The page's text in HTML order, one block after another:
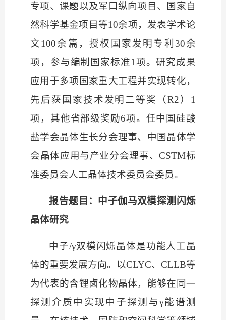
专项、课题以及军口纵向项目、国家自
然科学基金项目等10余项，发表学术论
文100余篇，授权国家发明专利30余
项，参与编制国家标准1项。研究成果
应用于多项国家重大工程并实现转化，
先后获国家技术发明二等奖（R2）1
项，其他省部级奖励6项。任中国硅酸
盐学会晶体生长分会理事、中国晶体学
会晶体应用与产业分会理事、CSTM标
准委员会人工晶体技术委员会委员。
报告题目：中子伽马双模探测闪烁
晶体研究
中子/γ双模闪烁晶体是功能人工晶
体的重要发展方向。以CLYC、CLLB等
为代表的含锂卤化物晶体，能够在同一
探测介质中实现中子探测与γ能谱测